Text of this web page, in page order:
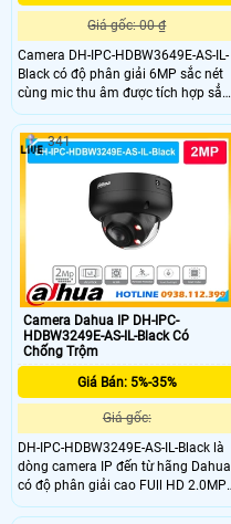
Giá gốc: 00 ₫
Camera DH-IPC-HDBW3649E-AS-IL-
Black có độ phân giải 6MP sắc nét
cùng mic thu âm được tích hợp sẳn
trong camera cho hình ảnh chi tiết
cả ngày lẫn đêm. Công nghệ WDR
120dB cân bằng ánh sáng hiệu quả
kết hợp Smart Dual Light giúp quan
sát có màu ban đêm.
Camera Dahua IP DH-IPC-
HDBW3249E-AS-IL-Black Có
Chống Trộm
Giá Bán: 5%-35%
Giá gốc:
DH-IPC-HDBW3249E-AS-IL-Black là
dòng camera IP đến từ hãng Dahua
có độ phân giải cao FUll HD 2.0MP
mang đến khả năng ghi hình ảnh
341